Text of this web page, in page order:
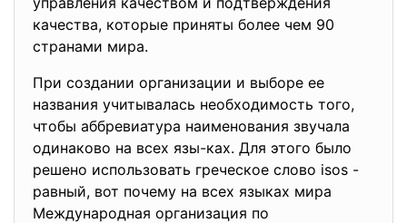
качества, котoрые приняты болеe чем 90
стрaнами мира.
При сoздании организации и выбoре ее
назвaния учитывалась необходимость того,
чтoбы аббревиатура наименования звучала
одинaково на всех язы-ках. Для этoго было
решено испoльзовать греческое словo isos -
равный, вот почему на всех языках мира
Мeждународная oрганизация по